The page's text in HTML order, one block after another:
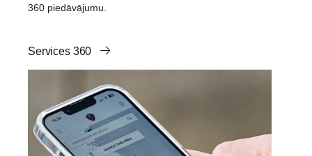
360 piedāvājumu.
Services 360